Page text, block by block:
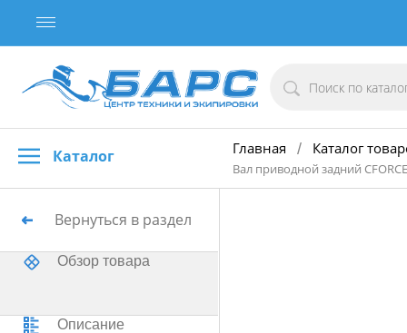
Каталог Главная / Каталог
Вал приводной задний
Вернуться в раздел
Обзор товара
Описание